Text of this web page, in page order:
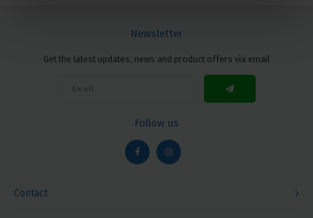
Contact
Newsletter
Get the latest updates, news and product offers via email
Follow us